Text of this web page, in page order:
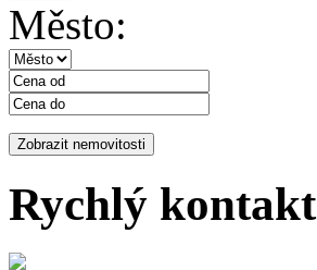
Město:
Rychlý kontakt